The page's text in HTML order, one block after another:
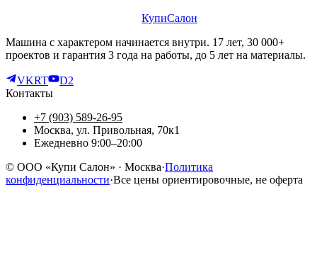
КупиСалон
Машина с характером начинается внутри. 17 лет, 30 000+
проектов и гарантия 3 года на работы, до 5 лет на материалы.
VKRT
D2
Контакты
+7 (903) 589-26-95
Москва, ул. Привольная, 70к1
Ежедневно 9:00–20:00
© ООО «Купи Салон» · Москва·Политика
конфиденциальности·Все цены ориентировочные, не оферта